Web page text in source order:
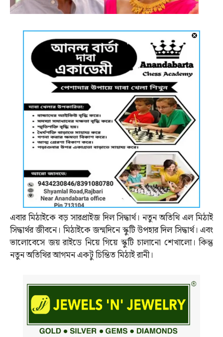
এবার মিঠাইকে বড় সারপ্রাইজ দিল সিদ্ধার্থ। নতুন অতিথি এল মিঠাই
সিদ্ধার্থর জীবনে। মিঠাইকে জন্মদিনে স্কুটি উপহার দিল সিদ্ধার্থ। এবং
ভালোবেসে জয় রাইডে নিয়ে গিয়ে স্কুটি চালানো শেখালো। কিন্তু
নতুন অতিথির আগমন একটু চিন্তিত মিঠাই রানী।